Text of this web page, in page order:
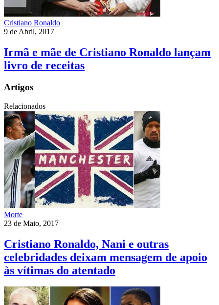
Cristiano Ronaldo
9 de Abril, 2017
Irmã e mãe de Cristiano Ronaldo lançam
livro de receitas
Artigos
Relacionados
Morte
23 de Maio, 2017
Cristiano Ronaldo, Nani e outras
celebridades deixam mensagem de apoio
às vítimas do atentado